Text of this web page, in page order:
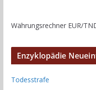
Währungsrechner EUR/
Enzyklopädie
Todesstrafe